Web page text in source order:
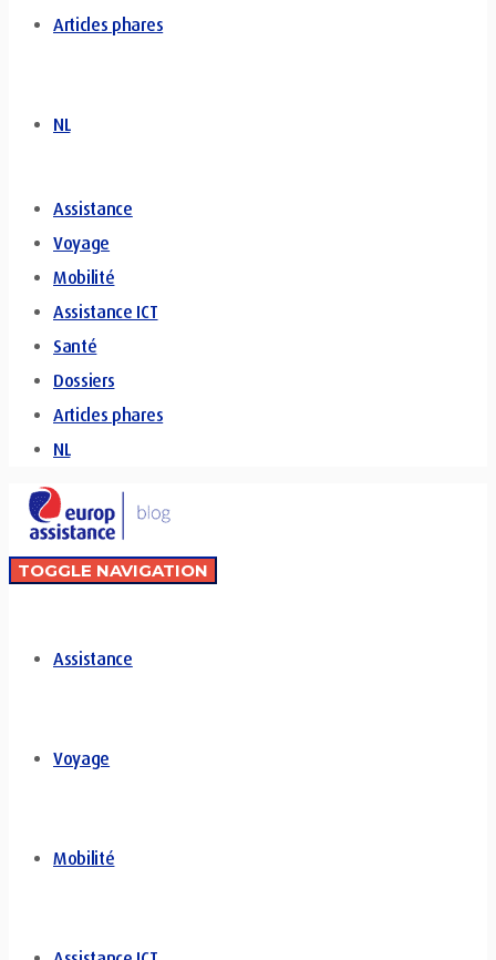
Articles phares
NL
Assistance
Voyage
Mobilité
Assistance ICT
Santé
Dossiers
Articles phares
NL
TOGGLE NAVIGATION
Assistance
Voyage
Mobilité